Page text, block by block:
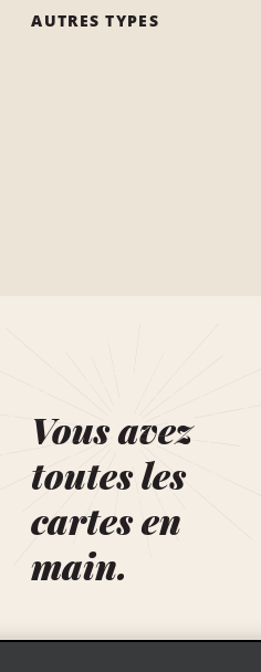
AUTRES TYPES
Vous avez
toutes les
cartes en
main.